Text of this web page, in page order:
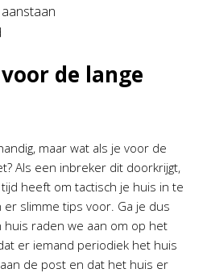
de lange
maar wat als je voor de
Als een inbreker dit doorkrijgt,
heeft om tactisch je huis in te
slimme tips voor. Ga je dus
huis raden we aan om op het
er iemand periodiek het huis
de post en dat het huis er